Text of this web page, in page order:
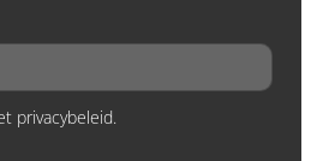
privacybeleid.